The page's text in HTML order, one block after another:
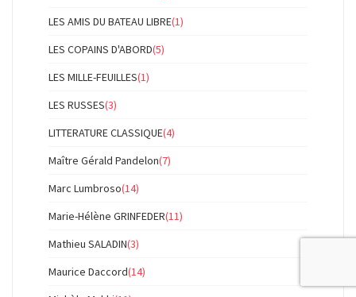
LES AMIS DU BATEAU LIBRE(1)
LES COPAINS D'ABORD(5)
LES MILLE-FEUILLES(1)
LES RUSSES(3)
LITTERATURE CLASSIQUE(4)
Maître Gérald Pandelon(7)
Marc Lumbroso(14)
Marie-Hélène GRINFEDER(11)
Mathieu SALADIN(3)
Maurice Daccord(14)